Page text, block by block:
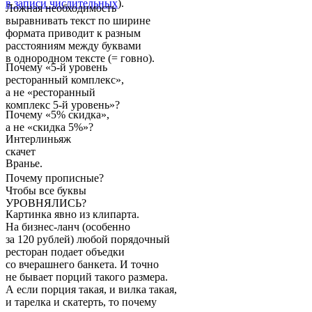
в записи числительных).
Ложная необходимость
выравнивать текст по ширине
формата приводит к разным
расстояниям между буквами
в однородном тексте (= говно).
Почему «5-й уровень
ресторанный комплекс»,
а не «ресторанный
комплекс 5-й уровень»?
Почему «5% скидка»,
а не «скидка 5%»?
Интерлиньяж
скачет
Вранье.
Почему прописные?
Чтобы все буквы
УРОВНЯЛИСЬ?
Картинка явно из клипарта.
На бизнес-ланч (особенно
за 120 рублей) любой порядочный
ресторан подает объедки
со вчерашнего банкета. И точно
не бывает порций такого размера.
А если порция такая, и вилка такая,
и тарелка и скатерть, то почему